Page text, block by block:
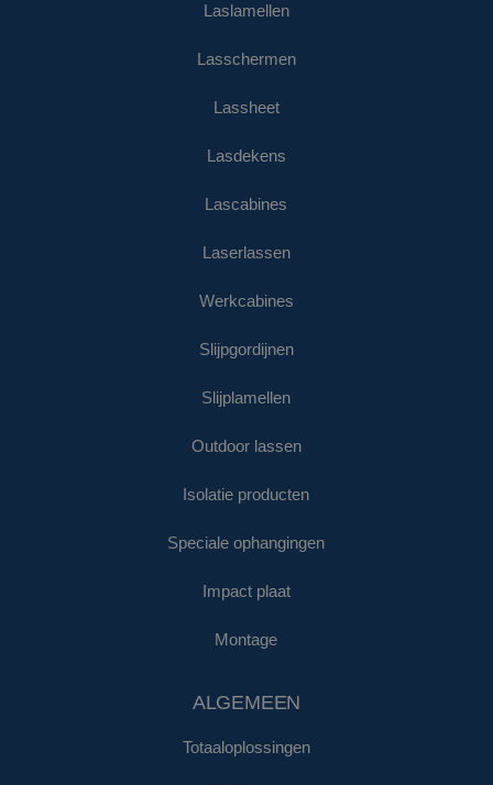
Laslamellen
Lasschermen
Lassheet
Lasdekens
Lascabines
Laserlassen
Werkcabines
Slijpgordijnen
Slijplamellen
Outdoor lassen
Isolatie producten
Speciale ophangingen
Impact plaat
Montage
ALGEMEEN
Totaaloplossingen